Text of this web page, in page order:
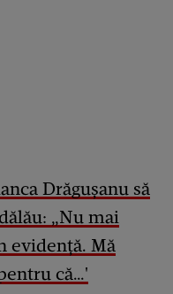
Drăgușanu să
„Nu mai
evidență. Mă
că…'